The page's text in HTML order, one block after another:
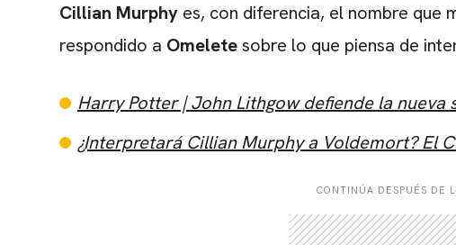
Cillian Murphy es, con diferencia, el nombre que
respondido a Omeletesobre lo que piensa de
Harry Potter | John Lithgow defiende la nueva
¿Interpretará Cillian Murphy a Voldemort? El
CONTINÚA DESPUÉS DE